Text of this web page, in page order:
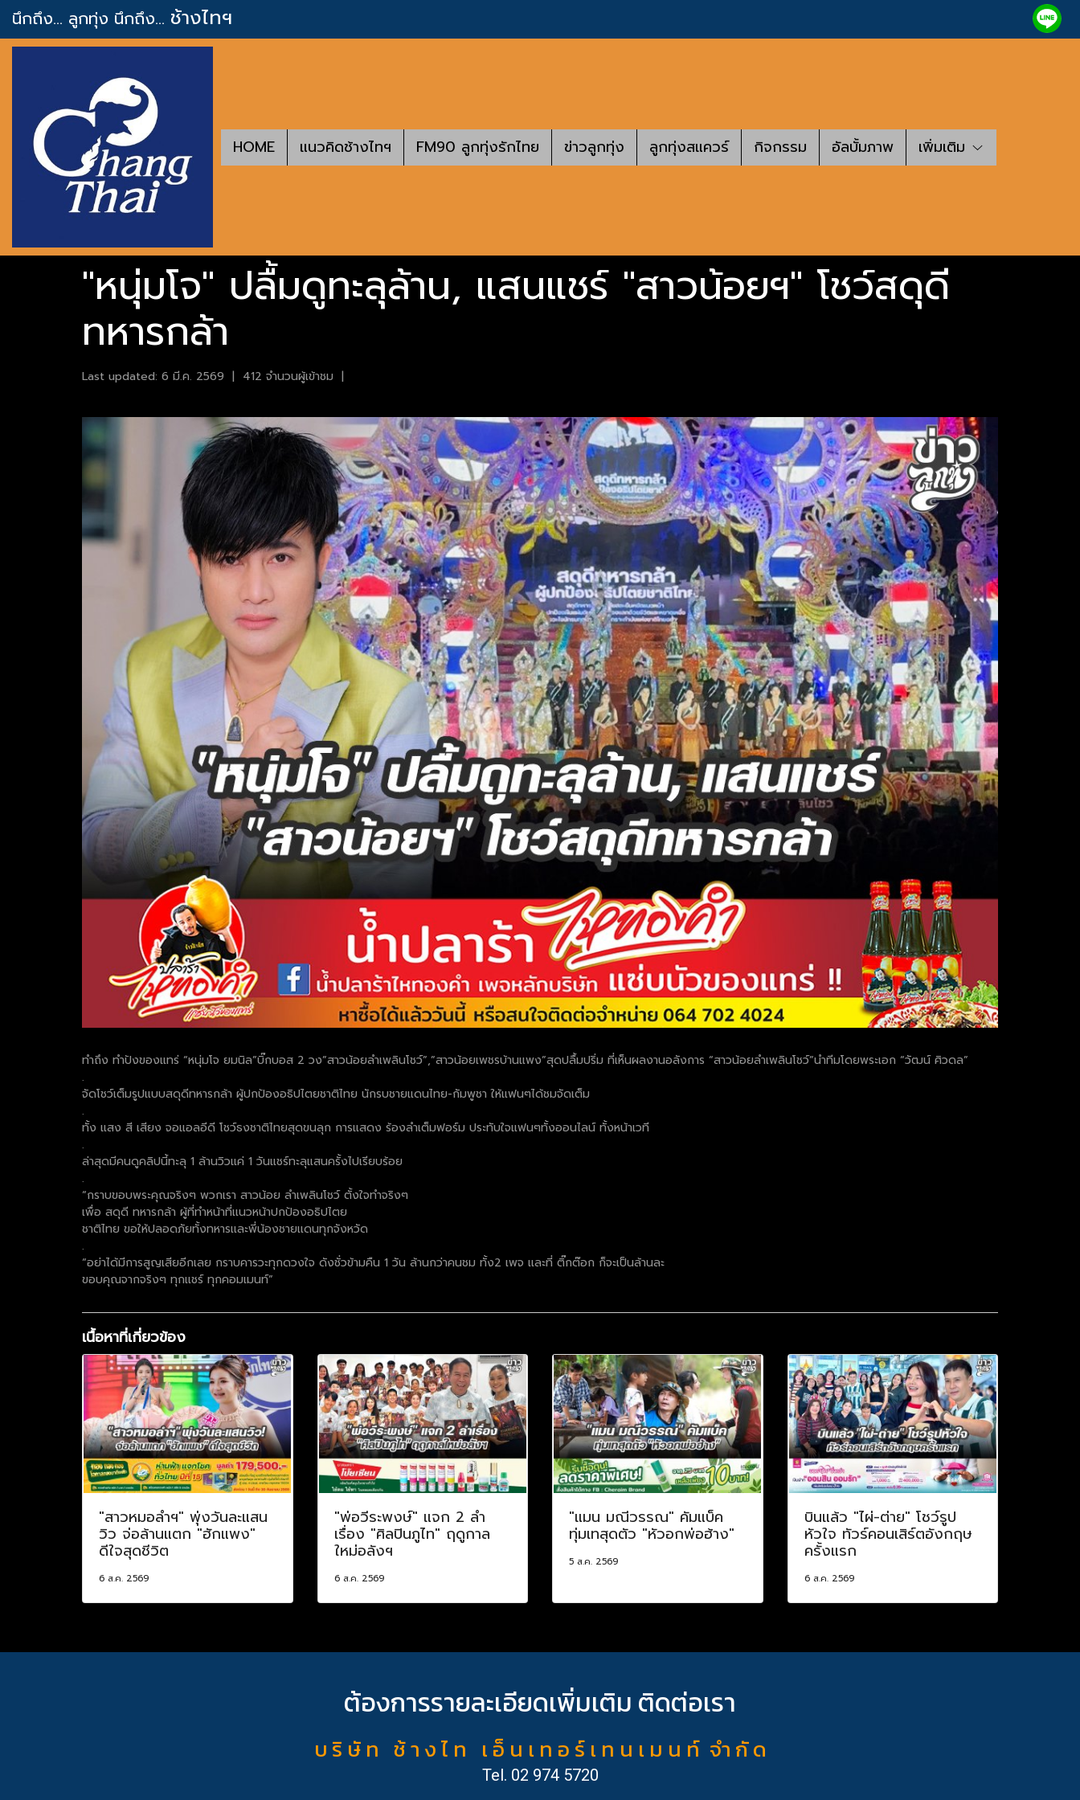
นึกถึง... ลูกทุ่ง นึกถึง... ช้างไทฯ
HOME แนวคิดช้างไทฯ FM90 ลูกทุ่งรักไทย ข่าวลูกทุ่ง ลูกทุ่งสแควร์ กิจกรรม อัลบั้มภาพ เพิ่มเติม
"หนุ่มโจ" ปลื้มดูทะลุล้าน, แสนแชร์ "สาวน้อยฯ" โชว์สดุดี
ทหารกล้า
Last updated: 6 มี.ค. 2569 | 412 จำนวนผู้เข้าชม |
ทำถึง ทำปังของแทร่ “หนุ่มโจ ยมนิล”บิ๊กบอส 2 วง”สาวน้อยลำเพลินโชว์”,”สาวน้อยเพชรบ้านแพง”สุดปลื้มปริ่ม ที่เห็นผลงานอลังการ “สาวน้อยลำเพลินโชว์”นำทีมโดยพระเอก “วัฒน์ ศิวดล”
.
จัดโชว์เต็มรูปแบบสดุดีทหารกล้า ผู้ปกป้องอธิปไตยชาติไทย นักรบชายแดนไทย-กัมพูชา ให้แฟนๆได้ชมจัดเต็ม
.
ทั้ง แสง สี เสียง จอแอลอีดี โชว์ธงชาติไทยสุดขนลุก การแสดง ร้องลำเต็มฟอร์ม ประทับใจแฟนๆทั้งออนไลน์ ทั้งหน้าเวที
.
ล่าสุดมีคนดูคลิปนี้ทะลุ 1 ล้านวิวแค่ 1 วันแชร์ทะลุแสนครั้งไปเรียบร้อย
.
“กราบขอบพระคุณจริงๆ พวกเรา สาวน้อย ลำเพลินโชว์ ตั้งใจทำจริงๆ
เพื่อ สดุดี ทหารกล้า ผู้ที่ทำหน้าที่เเนวหน้าปกป้องอธิปไตย
ชาติไทย ขอให้ปลอดภัยทั้งทหารเเละพี่น้องชายเเดนทุกจังหวัด
.
“อย่าได้มีการสูญเสียอีกเลย กราบคารวะทุกดวงใจ ดังชั่วข้ามคืน 1 วัน ล้านกว่าคนชม ทั้ง2 เพจ เเละที่ ติ๊กต๊อก ก็จะเป็นล้านละ
ขอบคุณจากจริงๆ ทุกเเชร์ ทุกคอมเมนท์”
เนื้อหาที่เกี่ยวข้อง
"สาวหมอลำฯ" พุ่งวันละแสน
วิว จ่อล้านแตก "ฮักแพง"
ดีใจสุดชีวิต
6 ส.ค. 2569
"พ่อวีระพงษ์" แจก 2 ลำ
เรื่อง "ศิลปินภูไท" ฤดูกาล
ใหม่อลังฯ
6 ส.ค. 2569
"แมน มณีวรรณ" คัมแบ็ค
ทุ่มเทสุดตัว "หัวอกพ่อฮ้าง"
5 ส.ค. 2569
บินแล้ว "ไผ่-ต่าย" โชว์รูป
หัวใจ ทัวร์คอนเสิร์ตอังกฤษ
ครั้งแรก
6 ส.ค. 2569
ต้องการรายละเอียดเพิ่มเติม ติดต่อเรา
บ ริ ษั ท ช้ า ง ไ ท เ อ็ น เ ท อ ร์ เ ท น เ ม น ท์ จำ กั ด
Tel. 02 974 5720